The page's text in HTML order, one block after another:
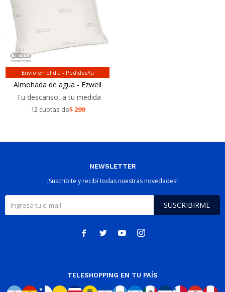
Envío en el día - PedidosYa
Almohada de agua - Ezwell
Tu descanso, a tu medida
12 cuotas de$ 299
NEWSLETTER
¡Suscribite y recibí todas nuestras novedades!
SUSCRIBIRME
   
TELESHOPPING EN TU PAÍS